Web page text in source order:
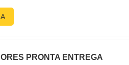
PRONTA ENTREGA